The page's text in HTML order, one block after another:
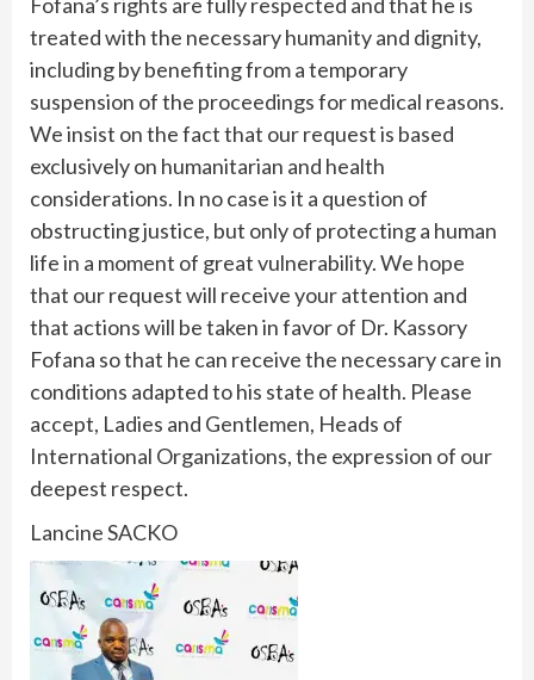
treated with the necessary humanity and dignity,
including by benefiting from a temporary
suspension of the proceedings for medical reasons.
We insist on the fact that our request is based
exclusively on humanitarian and health
considerations. In no case is it a question of
obstructing justice, but only of protecting a human
life in a moment of great vulnerability. We hope
that our request will receive your attention and
that actions will be taken in favor of Dr. Kassory
Fofana so that he can receive the necessary care in
conditions adapted to his state of health. Please
accept, Ladies and Gentlemen, Heads of
International Organizations, the expression of our
deepest respect.
Lancine SACKO